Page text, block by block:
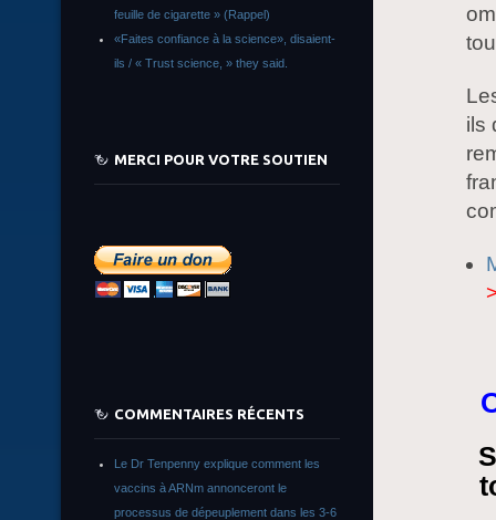
ils
feuille de cigarette » (Rappel)
«Faites confiance à la science», disaient-
ils / « Trust science, » they said.
MERCI POUR VOTRE SOUTIEN
COMMENTAIRES RÉCENTS
Le Dr Tenpenny explique comment les
vaccins à ARNm annonceront le
processus de dépeuplement dans les 3-6